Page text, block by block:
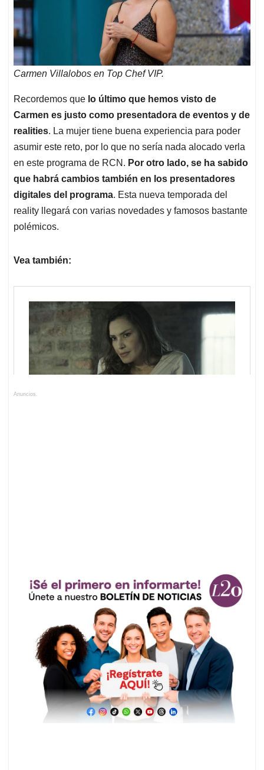
Carmen Villalobos en Top Chef VIP.
Recordemos que lo último que hemos visto de
Carmen es justo como presentadora de eventos y de
realities. La mujer tiene buena experiencia para poder
asumir este reto, por lo que no sería nada alocado verla
en este programa de RCN. Por otro lado, se ha sabido
que habrá cambios también en los presentadores
digitales del programa. Esta nueva temporada del
reality llegará con varias novedades y famosos bastante
polémicos.
Vea también:
Anuncios.